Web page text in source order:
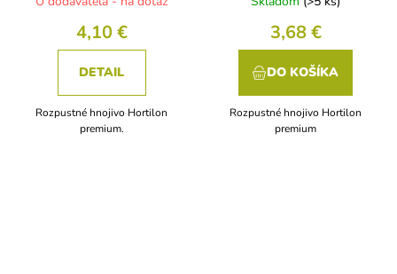
4,10 €
DETAIL
Rozpustné hnojivo Hortilon
premium.
3,68 €
DO KOŠÍKA
Rozpustné hnojivo Hortilon
premium